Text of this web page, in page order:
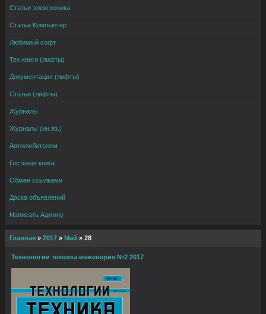
Статьи электроника
Статьи Компьютер
Любимый софт
Тех.книги (лифты)
Документация (лифты)
Статьи (лифты)
Журналы
Журналы (ин.яз.)
Автолюбителям
Гостевая книга
Обмен ссылками
Доска объявлений
Написать Админу
Главная » 2017 » Май » 28
Технологии техника инженерия №2 2017